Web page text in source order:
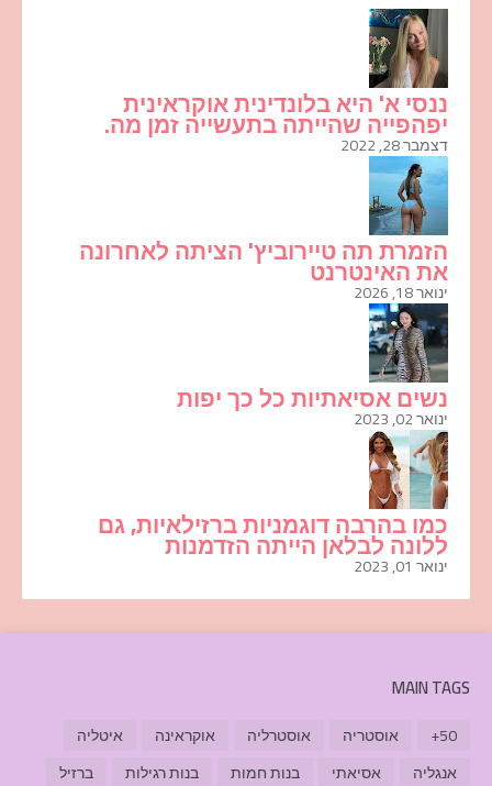
ננסי א' היא בלונדינית אוקראינית
יפהפייה שהייתה בתעשייה זמן מה.
דצמבר 28, 2022
הזמרת תה טיירוביץ' הציתה לאחרונה
את האינטרנט
ינואר 18, 2026
נשים אסיאתיות כל כך יפות
ינואר 02, 2023
כמו בהרבה דוגמניות ברזילאיות, גם
ללונה לבלאן הייתה הזדמנות
ינואר 01, 2023
MAIN TAGS
50+ אוסטריה אוסטרליה אוקראינה
איטליה
אנגליה
אסיאתי בנות חמות בנות רגילות
ברזיל